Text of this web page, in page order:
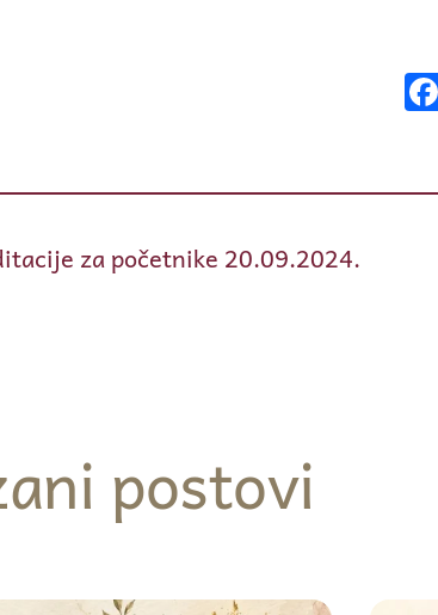
za početnike 20.09.2024.
postovi